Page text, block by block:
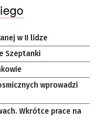
w II lidze
Szeptanki
wprowadzi
Wkrótce prace na